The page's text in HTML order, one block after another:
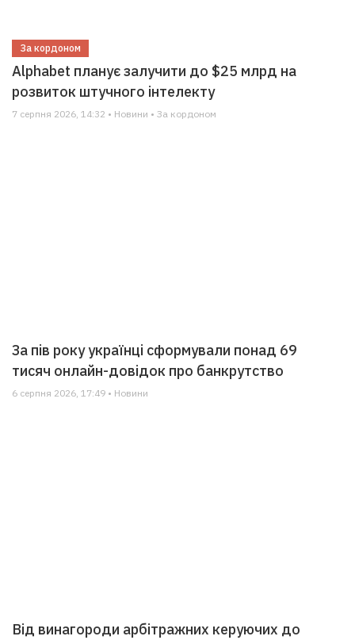
За кордоном
Alphabet планує залучити до $25 млрд на
розвиток штучного інтелекту
7 серпня 2026, 14:32 • Новини • За кордоном
За пів року українці сформували понад 69
тисяч онлайн-довідок про банкрутство
6 серпня 2026, 17:49 • Новини
Від винагороди арбітражних керуючих до